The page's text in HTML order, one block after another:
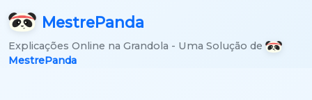
MestrePanda
Explicações Online na Grandola - Uma Solução de
MestrePanda